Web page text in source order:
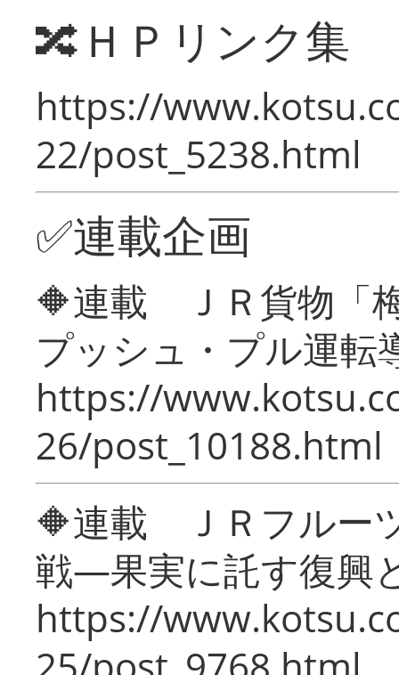
🔀ＨＰリンク集
https://
22/post_5238.html
✅連載企画
🔶連載 ＪＲ貨物「
プッシュ・プル運転
https://
26/post_10188.html
🔶連載 ＪＲフルー
戦―果実に託す復興
https://